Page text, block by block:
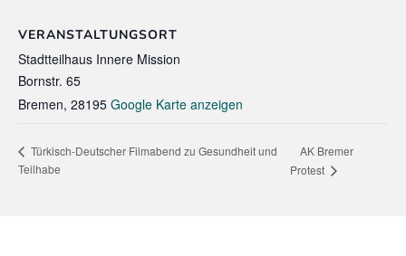
VERANSTALTUNGSORT
Stadtteilhaus Innere Mission
Bornstr. 65
Bremen, 28195 Google Karte anzeigen
Türkisch-Deutscher Filmabend zu Gesundheit und
Teilhabe
AK Bremer
Protest